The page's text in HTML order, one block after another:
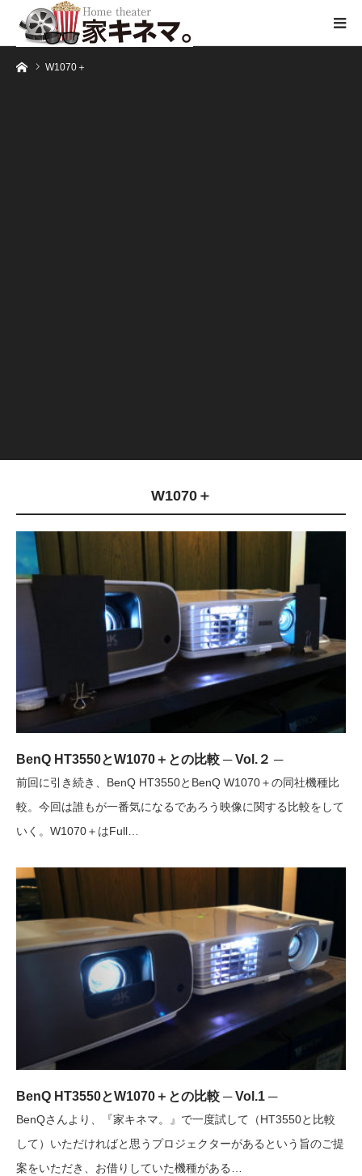
ホームW1070＋
W1070＋
BenQ HT3550とW1070＋との比較 ─ Vol.２ ─
前回に引き続き、BenQ HT3550とBenQ W1070＋の同社機種比
較。今回は誰もが一番気になるであろう映像に関する比較をして
いく。W1070＋はFull…
BenQ HT3550とW1070＋との比較 ─ Vol.1 ─
BenQさんより、『家キネマ。』で一度試して（HT3550と比較
して）いただければと思うプロジェクターがあるという旨のご提
案をいただき、お借りしていた機種がある…